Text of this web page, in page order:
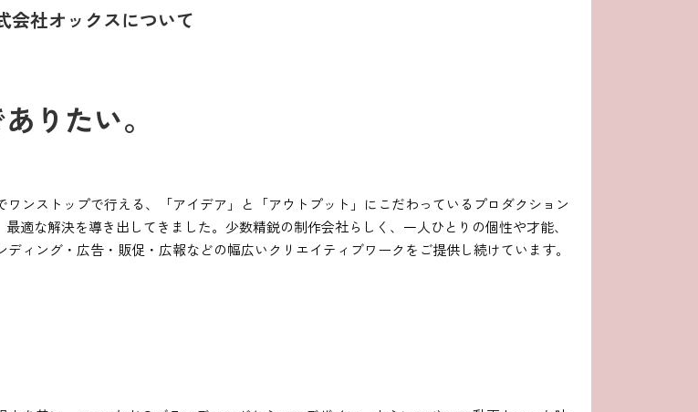
会社オックスについて
りたい。
ンストップで行える、「アイデア」と「アウトプット」にこだわっているプロダクション
適な解決を導き出してきました。少数精鋭の制作会社らしく、一人ひとりの個性や才能、
ィング・広告・販促・広報などの幅広いクリエイティブワークをご提供し続けています。